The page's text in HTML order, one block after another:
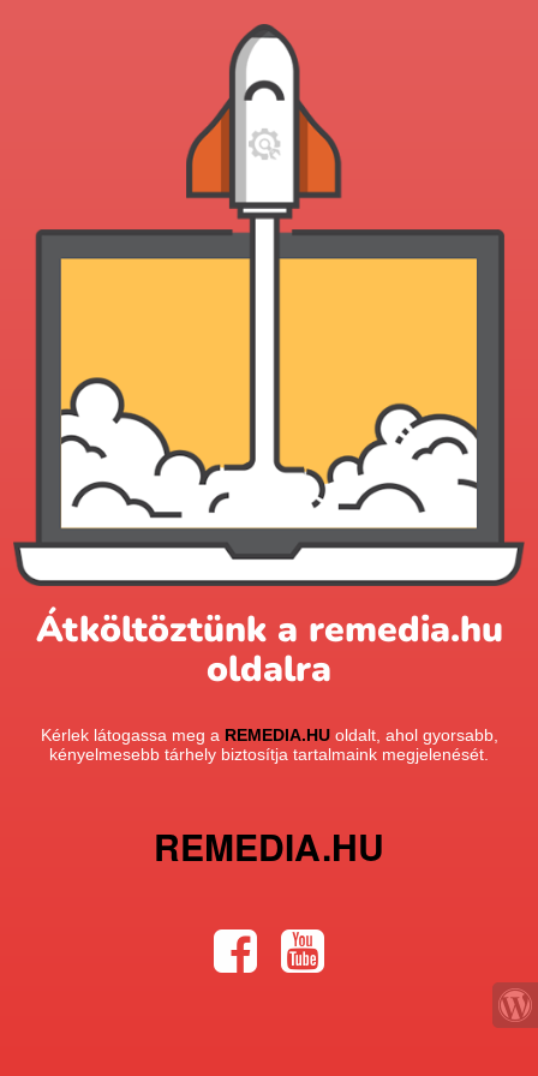
Átköltöztünk a remedia.hu
oldalra
Kérlek látogassa meg a REMEDIA.HUoldalt, ahol gyorsabb,
kényelmesebb tárhely biztosítja tartalmaink megjelenését.
REMEDIA.HU